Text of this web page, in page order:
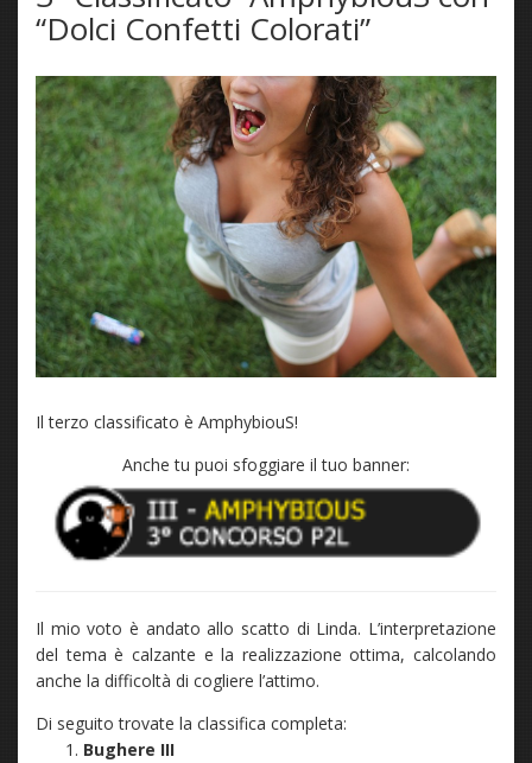
“Dolci Confetti Colorati”
Il terzo classificato è AmphybiouS!
Anche tu puoi sfoggiare il tuo banner:
Il mio voto è andato allo scatto di Linda. L’interpretazione
del tema è calzante e la realizzazione ottima, calcolando
anche la difficoltà di cogliere l’attimo.
Di seguito trovate la classifica completa:
Bughere III